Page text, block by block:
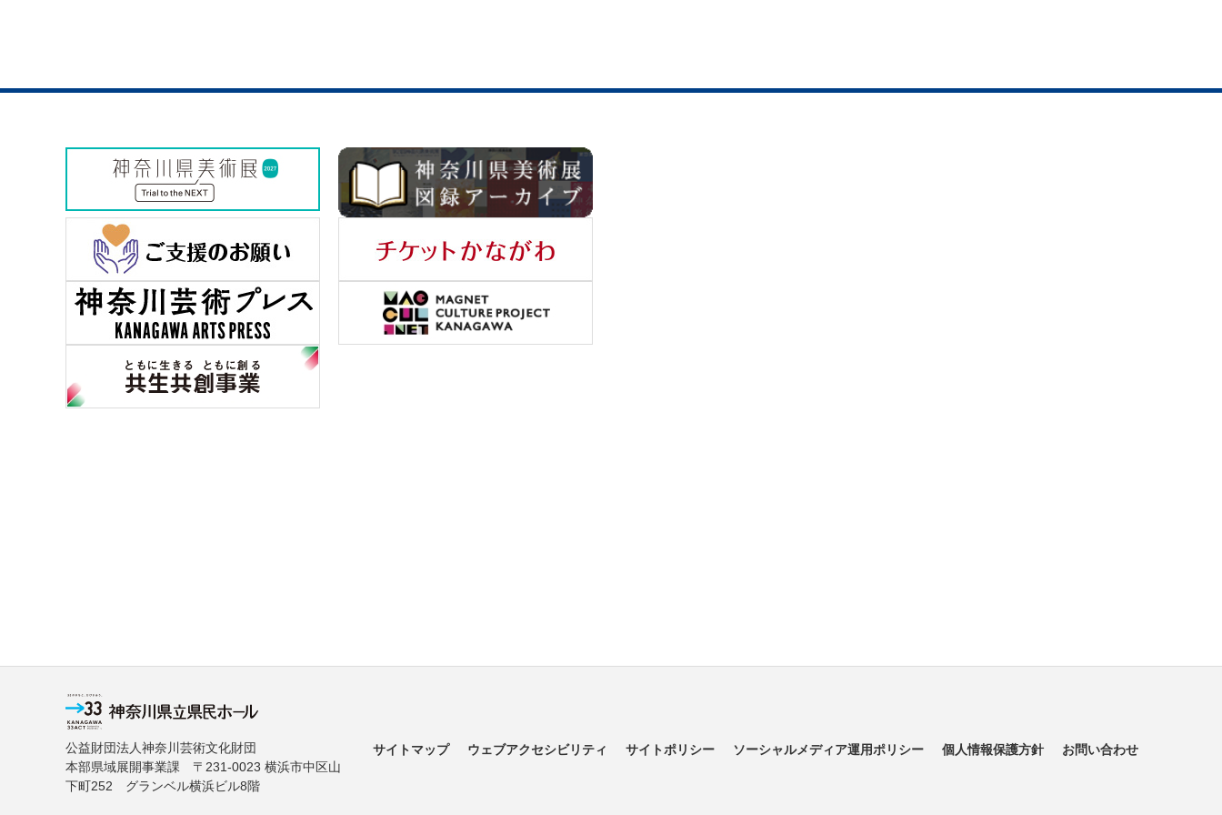
公益財団法人神奈川芸術文化財団
本部県域展開事業課 〒231-0023 横浜市中区山
下町252 グランベル横浜ビル8階
サイトマップ ウェブアクセシビリティ サイトポリシー ソーシャルメディア運用ポリシー 個人情報保護方針 お問い合わせ